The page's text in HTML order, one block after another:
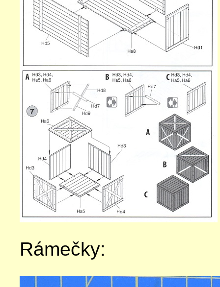
Rámečky: